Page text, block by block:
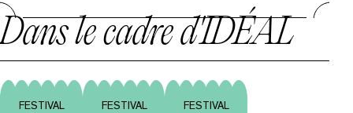
Dans le cadre d'IDÉAL
FESTIVAL
FESTIVAL
FESTIVAL